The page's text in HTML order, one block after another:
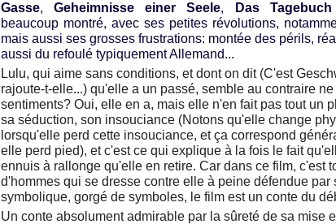
Gasse,Geheimnisse einer Seele, Das
beaucoup montré, avec ses petites révolutions,
mais aussi ses grosses frustrations: montée des périls,
aussi du refoulé typiquement Allemand...
Lulu, qui aime sans conditions, et dont on dit (C'est
rajoute-t-elle...) qu'elle a un passé, semble au contraire
sentiments? Oui, elle en a, mais elle n'en fait pas tout un
sa séduction, son insouciance (Notons qu'elle change
lorsqu'elle perd cette insouciance, et ça correspond
elle perd pied), et c'est ce qui explique à la fois le fait
ennuis à rallonge qu'elle en retire. Car dans ce film, c'est
d'hommes qui se dresse contre elle à peine défendue par
symbolique, gorgé de symboles, le film est un conte du
Un conte absolument admirable par la sûreté de sa mise